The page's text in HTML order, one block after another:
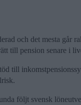
och det mesta går
till pension senare i
till
följt svensk